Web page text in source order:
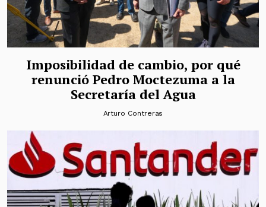
Imposibilidad de cambio, por qué
renunció Pedro Moctezuma a la
Secretaría del Agua
Arturo Contreras